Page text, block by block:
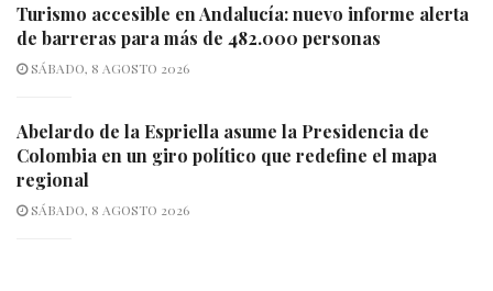
Turismo accesible en Andalucía: nuevo informe alerta
de barreras para más de 482.000 personas
SÁBADO, 8 AGOSTO 2026
Abelardo de la Espriella asume la Presidencia de
Colombia en un giro político que redefine el mapa
regional
SÁBADO, 8 AGOSTO 2026